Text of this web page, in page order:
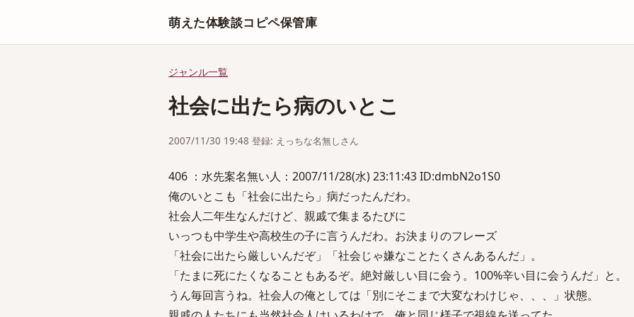
萌えた体験談コピペ保管庫
ジャンル一覧
社会に出たら病のいとこ
2007/11/30 19:48 登録: えっちな名無しさん
406 ：水先案名無い人：2007/11/28(水) 23:11:43 ID:dmbN2o1S0
俺のいとこも「社会に出たら」病だったんだわ。
社会人二年生なんだけど、親戚で集まるたびに
いっつも中学生や高校生の子に言うんだわ。お決まりのフレーズ
「社会に出たら厳しいんだぞ」「社会じゃ嫌なことたくさんあるんだ」。
「たまに死にたくなることもあるぞ。絶対厳しい目に会う。100%辛い目に会うんだ」と。
うん毎回言うね。社会人の俺としては「別にそこまで大変なわけじゃ、、、」状態。